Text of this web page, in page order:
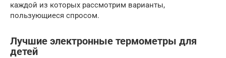
каждой из которых рассмотрим варианты,
пользующиеся спросом.
Лучшие электронные термометры для
детей